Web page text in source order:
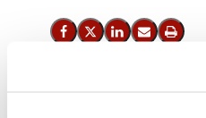
Del på Facebook
Del på X (Twitter)
Del på LinkedIn
Send email
Print